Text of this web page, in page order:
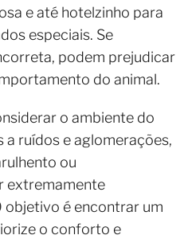
e até hotelzinho para
especiais. Se
podem prejudicar
do animal.
o ambiente do
a ruídos e aglomerações,
ou
extremamente
objetivo é encontrar um
o conforto e